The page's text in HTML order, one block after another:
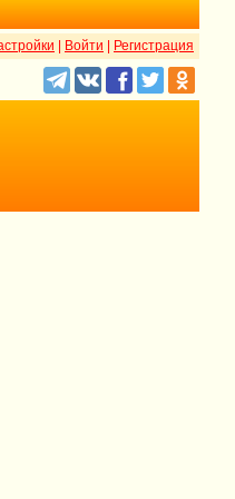
Войти Регистрация